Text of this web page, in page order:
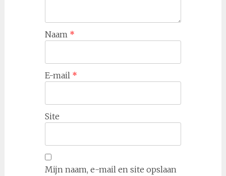
Naam *
E-mail *
Site
Mijn naam, e-mail en site opslaan